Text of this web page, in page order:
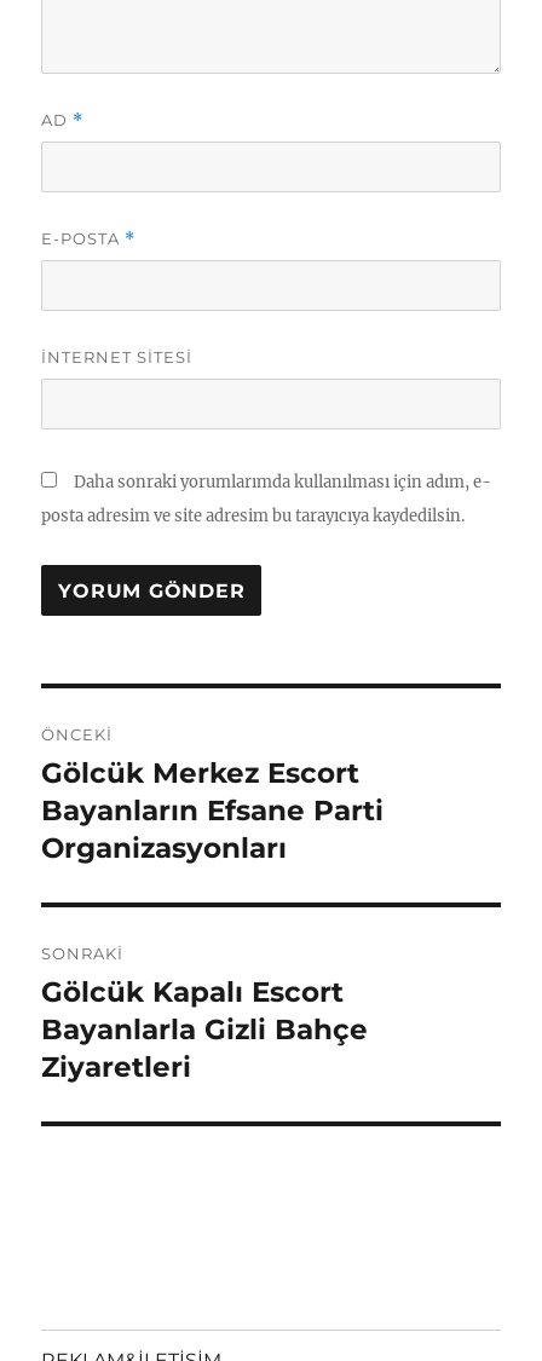
AD *
E-POSTA *
İNTERNET SITESI
Daha sonraki yorumlarımda kullanılması için adım, e-
posta adresim ve site adresim bu tarayıcıya kaydedilsin.
gezinmesi
ÖNCEKI
Önceki
yazı:
Gölcük Merkez Escort
Bayanların Efsane Parti
Organizasyonları
SONRAKI
Sonraki
yazı:
Gölcük Kapalı Escort
Bayanlarla Gizli Bahçe
Ziyaretleri